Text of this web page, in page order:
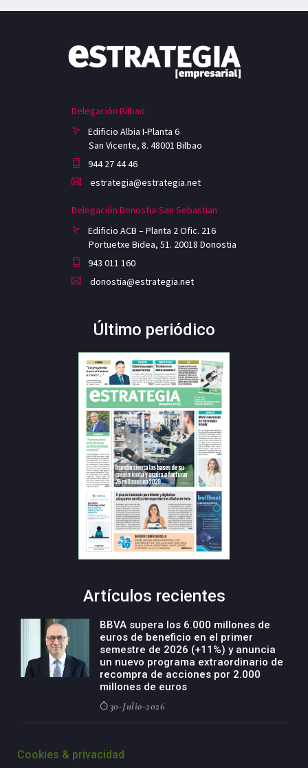
Delegación Bilbao
Edificio Albia I-Planta 6
San Vicente, 8. 48001 Bilbao
944 27 44 46
estrategia@estrategia.net
Delegación Donostia-San Sebastian
Edificio ACB – Planta 2 Ofic. 216
Portuetxe Bidea, 51. 20018 Donostia
943 011 160
donostia@estrategia.net
Último periódico
Artículos recientes
BBVA supera los 6.000 millones de
euros de beneficio en el primer
semestre de 2026 (+11%) y anuncia
un nuevo programa extraordinario de
recompra de acciones por 2.000
millones de euros
30-Julio-2026
negocio agro con un modelo global
Cookies & privacidad